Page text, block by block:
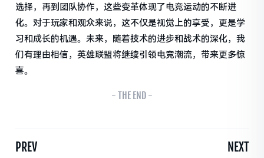
选择，再到团队协作，这些变革体现了电竞运动的不断进
化。对于玩家和观众来说，这不仅是视觉上的享受，更是学
习和成长的机遇。未来，随着技术的进步和战术的深化，我
们有理由相信，英雄联盟将继续引领电竞潮流，带来更多惊
喜。
- THE END -
PREV NEXT